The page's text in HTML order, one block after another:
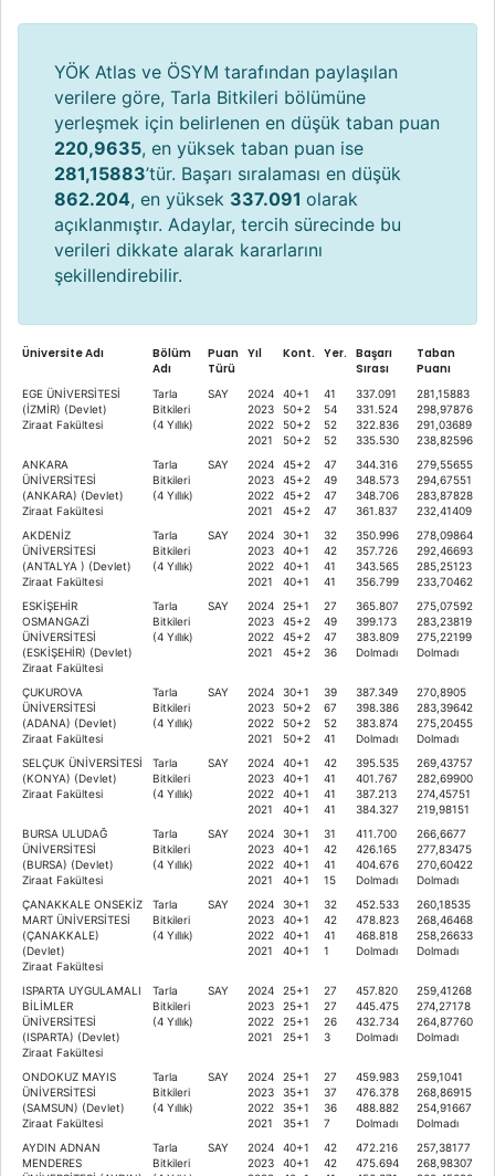
YÖK Atlas ve ÖSYM tarafından paylaşılan
verilere göre, Tarla Bitkileri bölümüne
yerleşmek için belirlenen en düşük taban puan
220,9635, en yüksek taban puan ise
281,15883’tür. Başarı sıralaması en düşük
862.204, en yüksek 337.091 olarak
açıklanmıştır. Adaylar, tercih sürecinde bu
verileri dikkate alarak kararlarını
şekillendirebilir.
Üniversite Adı
Bölüm
Adı
Puan
Türü
Yıl Kont. Yer. Başarı
Sırası
Taban
Puanı
EGE ÜNİVERSİTESİ
(İZMİR) (Devlet)
Ziraat Fakültesi
Tarla
Bitkileri
(4 Yıllık)
SAY
2024
2023
2022
2021
40+1
50+2
50+2
50+2
41
54
52
52
337.091
331.524
322.836
335.530
281,15883
298,97876
291,03689
238,82596
ANKARA
ÜNİVERSİTESİ
(ANKARA) (Devlet)
Ziraat Fakültesi
Tarla
Bitkileri
(4 Yıllık)
SAY
2024
2023
2022
2021
45+2
45+2
45+2
45+2
47
49
47
47
344.316
348.573
348.706
361.837
279,55655
294,67551
283,87828
232,41409
AKDENİZ
ÜNİVERSİTESİ
(ANTALYA ) (Devlet)
Ziraat Fakültesi
Tarla
Bitkileri
(4 Yıllık)
SAY
2024
2023
2022
2021
30+1
40+1
40+1
40+1
32
42
41
41
350.996
357.726
343.565
356.799
278,09864
292,46693
285,25123
233,70462
ESKİŞEHİR
OSMANGAZİ
ÜNİVERSİTESİ
(ESKİŞEHİR) (Devlet)
Ziraat Fakültesi
Tarla
Bitkileri
(4 Yıllık)
SAY
2024
2023
2022
2021
25+1
45+2
45+2
45+2
27
49
47
36
365.807
399.173
383.809
Dolmadı
275,07592
283,23819
275,22199
Dolmadı
ÇUKUROVA
ÜNİVERSİTESİ
(ADANA) (Devlet)
Ziraat Fakültesi
Tarla
Bitkileri
(4 Yıllık)
SAY
2024
2023
2022
2021
30+1
50+2
50+2
50+2
39
67
52
41
387.349
398.386
383.874
Dolmadı
270,8905
283,39642
275,20455
Dolmadı
SELÇUK ÜNİVERSİTESİ
(KONYA) (Devlet)
Ziraat Fakültesi
Tarla
Bitkileri
(4 Yıllık)
SAY
2024
2023
2022
2021
40+1
40+1
40+1
40+1
42
41
41
41
395.535
401.767
387.213
384.327
269,43757
282,69900
274,45751
219,98151
BURSA ULUDAĞ
ÜNİVERSİTESİ
(BURSA) (Devlet)
Ziraat Fakültesi
Tarla
Bitkileri
(4 Yıllık)
SAY
2024
2023
2022
2021
30+1
40+1
40+1
40+1
31
42
41
15
411.700
426.165
404.676
Dolmadı
266,6677
277,83475
270,60422
Dolmadı
ÇANAKKALE ONSEKİZ
MART ÜNİVERSİTESİ
(ÇANAKKALE)
(Devlet)
Ziraat Fakültesi
Tarla
Bitkileri
(4 Yıllık)
SAY
2024
2023
2022
2021
30+1
40+1
40+1
40+1
32
42
41
1
452.533
478.823
468.818
Dolmadı
260,18535
268,46468
258,26633
Dolmadı
ISPARTA UYGULAMALI
BİLİMLER
ÜNİVERSİTESİ
(ISPARTA) (Devlet)
Ziraat Fakültesi
Tarla
Bitkileri
(4 Yıllık)
SAY
2024
2023
2022
2021
25+1
25+1
25+1
25+1
27
27
26
3
457.820
445.475
432.734
Dolmadı
259,41268
274,27178
264,87760
Dolmadı
ONDOKUZ MAYIS
ÜNİVERSİTESİ
(SAMSUN) (Devlet)
Ziraat Fakültesi
Tarla
Bitkileri
(4 Yıllık)
SAY
2024
2023
2022
2021
25+1
35+1
35+1
35+1
27
37
36
7
459.983
476.378
488.882
Dolmadı
259,1041
268,86915
254,91667
Dolmadı
AYDIN ADNAN
MENDERES
Tarla
Bitkileri
SAY
2024
2023
40+1
40+1
42
42
472.216
475.694
257,38177
268,98307